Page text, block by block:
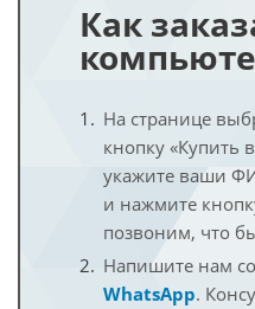
Как
На странице
кнопку «Купить
укажите ваши
и нажмите
позвоним, что
Напишите нам
WhatsApp.